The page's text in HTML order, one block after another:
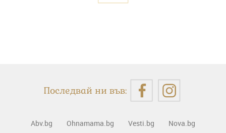
Последвай ни във:
Abv.bg Ohnamama.bg Vesti.bg
Nova.bg